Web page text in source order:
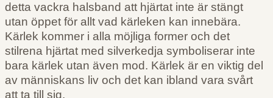
detta vackra halsband att hjärtat inte är stängt
utan öppet för allt vad kärleken kan innebära.
Kärlek kommer i alla möjliga former och det
stilrena hjärtat med silverkedja symboliserar inte
bara kärlek utan även mod. Kärlek är en viktig del
av människans liv och det kan ibland vara svårt
att ta till sig.